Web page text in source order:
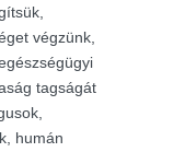
végzünk,
tagságát
humán